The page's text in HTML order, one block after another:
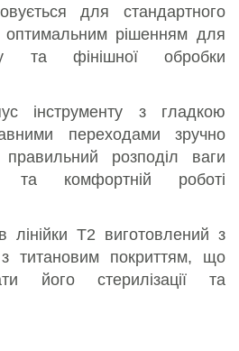
для стандартного
рішенням для
та фінішної обробки
інструменту з гладкою
переходами зручно
розподіл ваги
та комфортній роботі
лінійки T2 виготовлений з
з титановим покриттям, що
його стерилізації та